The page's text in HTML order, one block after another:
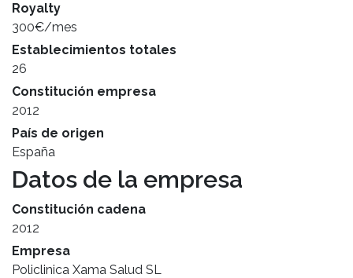
Royalty
300€/mes
Establecimientos totales
26
Constitución empresa
2012
País de origen
España
Datos de la empresa
Constitución cadena
2012
Empresa
Policlinica Xama Salud SL